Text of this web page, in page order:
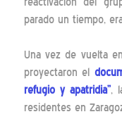
parado un tiempo,
Una vez de vuelta
proyectaron el
refugio y apatridia”,
residentes en